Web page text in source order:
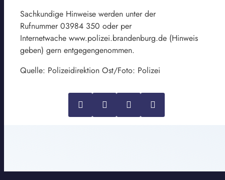
Sachkundige Hinweise werden unter der
Rufnummer 03984 350 oder per
Internetwache www.polizei.brandenburg.de (Hinweis
geben) gern entgegengenommen.
Quelle: Polizeidirektion Ost/Foto: Polizei